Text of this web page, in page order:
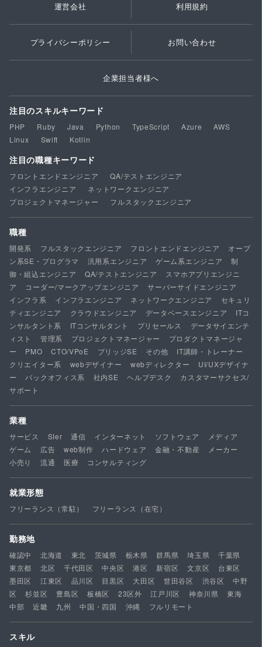
運営会社 利用規約
プライバシーポリシー お問い合わせ
企業担当者様へ
注目のスキルキーワード
PHP Ruby Java Python TypeScript Azure
AWS
Linux
Swift Kotlin
注目の職種キーワード
フロントエンドエンジニア
QA/テストエンジニア
インフラエンジニア
ネットワークエンジニア
プロジェクトマネージャー
フルスタックエンジニア
職種
開発系 フルスタックエンジニア フロントエンドエンジニア
オープ
ン系SE・プログラマ
汎用系エンジニア ゲーム系エンジニア
制
御・組込エンジニア
QA/テストエンジニア
スマホアプリエンジニ
ア
コーダー/マークアップエンジニア
サーバーサイドエンジニア
インフラ系
インフラエンジニア ネットワークエンジニア
セキュリ
ティエンジニア
クラウドエンジニア データベースエンジニア
ITコ
ンサルタント系
ITコンサルタント プリセールス
データサイエンテ
ィスト
管理系 プロジェクトマネージャー
プロダクトマネージャ
ー
PMO CTO/VPoE ブリッジSE その他
IT講師・トレーナー
クリエイター系
webデザイナー webディレクター
UI/UXデザイナ
ー
バックオフィス系 社内SE ヘルプデスク
カスタマーサクセス/
サポート
業種
サービス SIer 通信 インターネット ソフトウェア
メディア
ゲーム
広告 web制作 ハードウェア 金融・不動産
メーカー
小売り
流通 医療 コンサルティング
就業形態
フリーランス（常駐） フリーランス（在宅）
勤務地
確認中 北海道 東北 茨城県 栃木県 群馬県 埼玉県
千葉県
東京都
北区 千代田区 中央区 港区 新宿区 文京区
台東区
墨田区
江東区 品川区 目黒区 大田区 世田谷区 渋谷区
中野
区
杉並区 豊島区 板橋区 23区外 江戸川区 神奈川県
東海
中部
近畿 九州 中国・四国 沖縄 フルリモート
スキル